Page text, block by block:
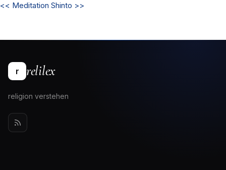
<< Meditation Shinto >>
r relilex
religion verstehen